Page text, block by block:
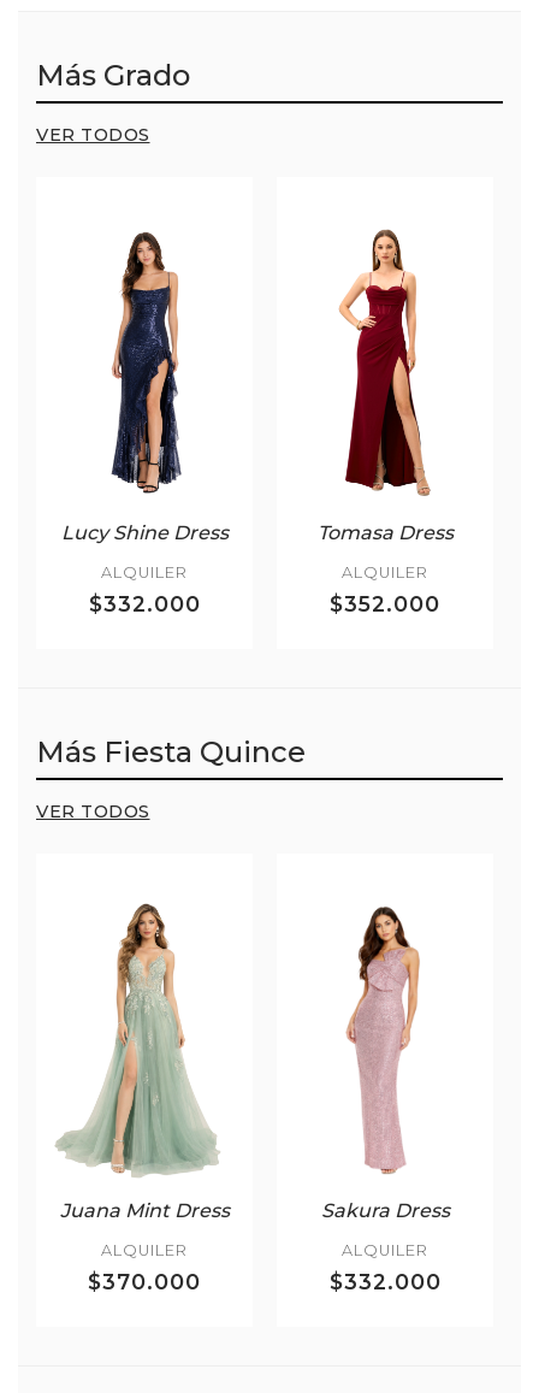
Más Grado
VER TODOS
Lucy Shine Dress
ALQUILER
$332.000
Tomasa Dress
ALQUILER
$352.000
Más Fiesta Quince
VER TODOS
Juana Mint Dress
ALQUILER
$370.000
Sakura Dress
ALQUILER
$332.000